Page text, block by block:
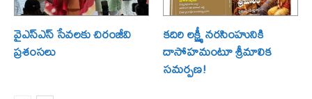
వైఎస్ఎస్ సేవలకు చిరంజీవి
ప్రశంసలు
కదిరి లక్ష్మీ నరసింహునికి
దాసోహమంటూ శ్రీమాలిక
సమర్పణ!